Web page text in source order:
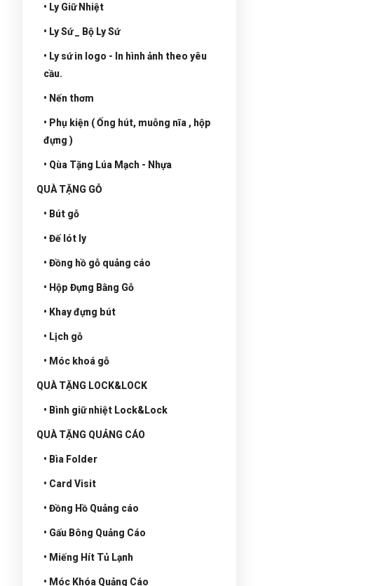
• Ly Giữ Nhiệt
• Ly Sứ _ Bộ Ly Sứ
• Ly sứ in logo - In hình ảnh theo yêu
cầu.
• Nến thơm
• Phụ kiện ( Ống hút, muỗng nĩa , hộp
đựng )
• Qùa Tặng Lúa Mạch - Nhựa
QUÀ TẶNG GỖ
• Bút gỗ
• Đế lót ly
• Đồng hồ gỗ quảng cáo
• Hộp Đựng Bằng Gỗ
• Khay đựng bút
• Lịch gỗ
• Móc khoá gỗ
QUÀ TẶNG LOCK&LOCK
• Bình giữ nhiệt Lock&Lock
QUÀ TẶNG QUẢNG CÁO
• Bìa Folder
• Card Visit
• Đồng Hồ Quảng cáo
• Gấu Bông Quảng Cáo
• Miếng Hít Tủ Lạnh
• Móc Khóa Quảng Cáo